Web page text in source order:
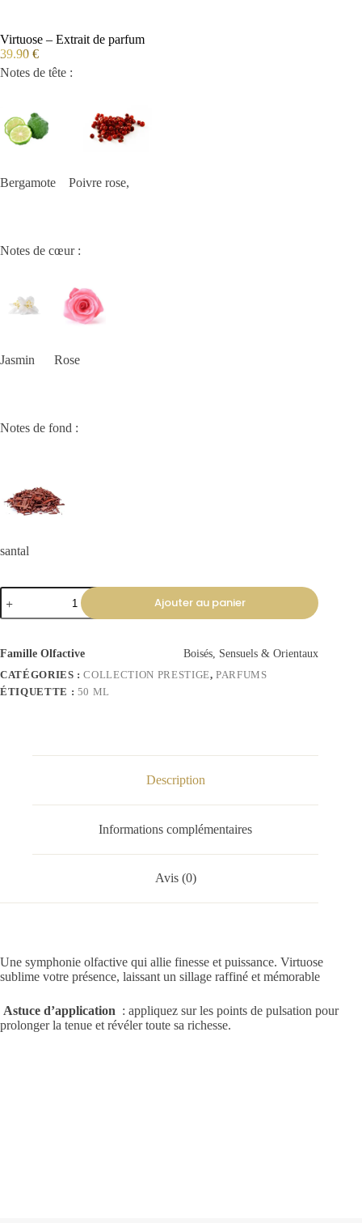
Virtuose – Extrait de parfum
39.90 €
Notes de tête :
Bergamote Poivre rose,
Notes de cœur :
Jasmin Rose
Notes de fond :
santal
Ajouter au panier
Famille Olfactive
Boisés, Sensuels & Orientaux
CATÉGORIES :COLLECTION PRESTIGE,PARFUMS
ÉTIQUETTE : 50 ML
Description
Informations complémentaires
Avis (0)
Une symphonie olfactive qui allie finesse et puissance. Virtuose
sublime votre présence, laissant un sillage raffiné et mémorable
Astuce d’application : appliquez sur les points de pulsation pour
prolonger la tenue et révéler toute sa richesse.